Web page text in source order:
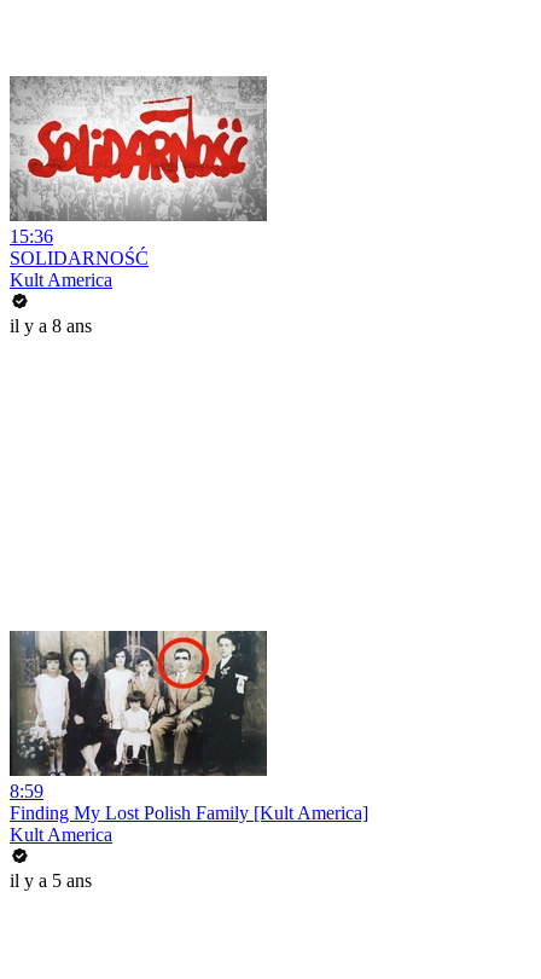
15:36
SOLIDARNOŚĆ
Kult America
il y a 8 ans
8:59
Finding My Lost Polish Family [Kult America]
Kult America
il y a 5 ans